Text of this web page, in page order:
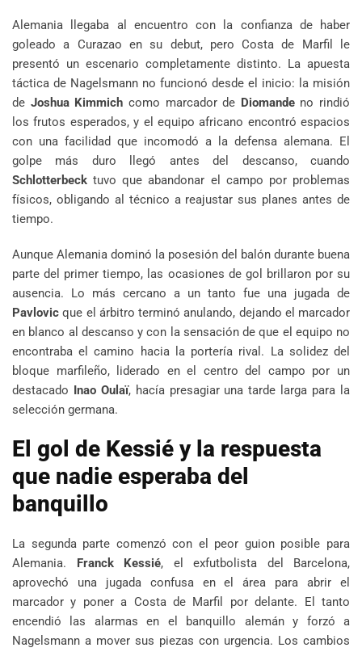
Alemania llegaba al encuentro con la confianza de haber
goleado a Curazao en su debut, pero Costa de Marfil le
presentó un escenario completamente distinto. La apuesta
táctica de Nagelsmann no funcionó desde el inicio: la misión
de Joshua Kimmich como marcador de Diomandeno rindió
los frutos esperados, y el equipo africano encontró espacios
con una facilidad que incomodó a la defensa alemana. El
golpe más duro llegó antes del descanso, cuando
Schlotterbeck tuvo que abandonar el campo por problemas
físicos, obligando al técnico a reajustar sus planes antes de
tiempo.
Aunque Alemania dominó la posesión del balón durante buena
parte del primer tiempo, las ocasiones de gol brillaron por su
ausencia. Lo más cercano a un tanto fue una jugada de
Pavlovic que el árbitro terminó anulando, dejando el marcador
en blanco al descanso y con la sensación de que el equipo no
encontraba el camino hacia la portería rival. La solidez del
bloque marfileño, liderado en el centro del campo por un
destacado Inao Oulaï, hacía presagiar una tarde larga para la
selección germana.
El gol de Kessié y la respuesta
que nadie esperaba del
banquillo
La segunda parte comenzó con el peor guion posible para
Alemania. Franck Kessié, el exfutbolista del Barcelona,
aprovechó una jugada confusa en el área para abrir el
marcador y poner a Costa de Marfil por delante. El tanto
encendió las alarmas en el banquillo alemán y forzó a
Nagelsmann a mover sus piezas con urgencia. Los cambios